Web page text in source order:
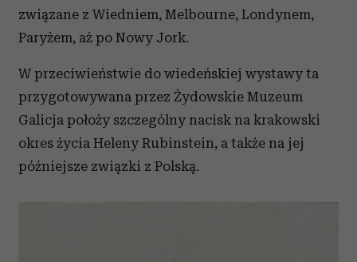
związane z Wiedniem, Melbourne, Londynem,
Paryżem, aż po Nowy Jork.
W przeciwieństwie do wiedeńskiej wystawy ta
przygotowywana przez Żydowskie Muzeum
Galicja położy szczególny nacisk na krakowski
okres życia Heleny Rubinstein, a także na jej
późniejsze związki z Polską.